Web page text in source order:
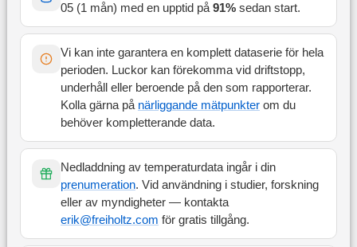
05(1 mån) med en upptid på91% sedan start.
Vi kan inte garantera en komplett dataserie för hela
perioden. Luckor kan förekomma vid driftstopp,
underhåll eller beroende på den som rapporterar.
Kolla gärna på närliggande mätpunkterom du
behöver kompletterande data.
Nedladdning av temperaturdata ingår i din
prenumeration. Vid användning i studier, forskning
eller av myndigheter — kontakta
erik@freiholtz.com för gratis tillgång.